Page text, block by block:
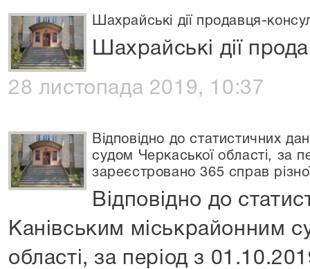
Шахрайські дії продавця-
Шахрайські дії
28 листопада 2019, 10:37
Відповідно до статистичних
судом Черкаської області, за
зареєстровано 365 справ різної
Відповідно до
Канівським міськрайонним
області, за період з